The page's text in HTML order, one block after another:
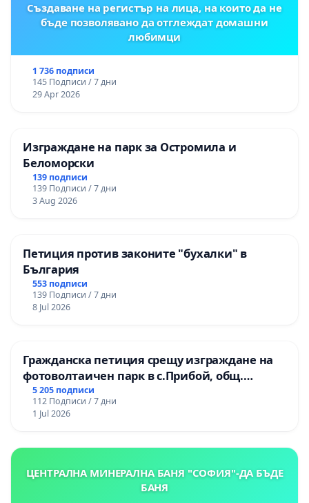
Създаване на регистър на лица, на които да не
бъде позволявано да отглеждат домашни
любимци
1 736 подписи
145 Подписи / 7 дни
29 Apr 2026
Изграждане на парк за Остромила и
Беломорски
139 подписи
139 Подписи / 7 дни
3 Aug 2026
Петиция против законите "бухалки" в
България
553 подписи
139 Подписи / 7 дни
8 Jul 2026
Гражданска петиция срещу изграждане на
фотоволтаичен парк в с.Прибой, общ.
Радомир
5 205 подписи
112 Подписи / 7 дни
1 Jul 2026
ЦЕНТРАЛНА МИНЕРАЛНА БАНЯ "СОФИЯ"-ДА БЪДЕ
БАНЯ